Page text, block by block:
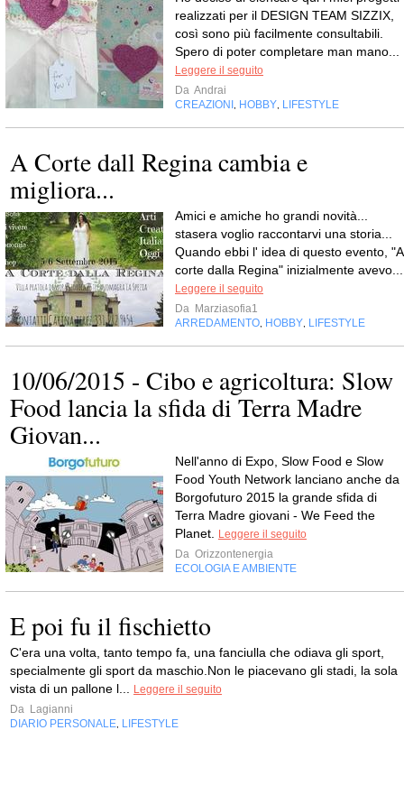
realizzati per il DESIGN TEAM SIZZIX,
così sono più facilmente consultabili.
Spero di poter completare man mano...
Leggere il seguito
Da Andrai
CREAZIONI
HOBBY LIFESTYLE
A Corte dall Regina cambia e
migliora...
Amici e amiche ho grandi novità...
stasera voglio raccontarvi una storia...
Quando ebbi l' idea di questo evento, "A
corte dalla Regina" inizialmente avevo...
Leggere il seguito
Da Marziasofia1
ARREDAMENTO HOBBY LIFESTYLE
10/06/2015 - Cibo e agricoltura: Slow
Food lancia la sfida di Terra Madre
Giovan...
Nell'anno di Expo, Slow Food e Slow
Food Youth Network lanciano anche da
Borgofuturo 2015 la grande sfida di
Terra Madre giovani - We Feed the
Planet.
Leggere il seguito
Da Orizzontenergia
ECOLOGIA E AMBIENTE
E poi fu il fischietto
C'era una volta, tanto tempo fa, una fanciulla che odiava gli sport,
specialmente gli sport da maschio.Non le piacevano gli stadi, la sola
vista di un pallone l...
Leggere il seguito
Da Lagianni
DIARIO PERSONALE LIFESTYLE